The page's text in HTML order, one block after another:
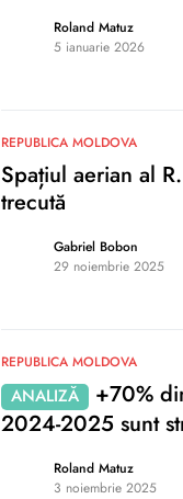
Roland Matuz
5 ianuarie 2026
REPUBLICA MOLDOVA
Spațiul aerian al
trecută
Gabriel Bobon
29 noiembrie 2025
REPUBLICA MOLDOVA
ANALIZĂ
+70%
2024-2025 sunt
Roland Matuz
3 noiembrie 2025